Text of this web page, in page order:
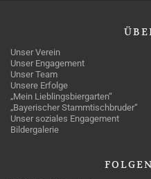
Unser Verein
Unser Engagement
Unser Team
Unsere Erfolge
„Mein Lieblingsbiergarten“
„Bayerischer Stammtischbruder“
Unser soziales Engagement
Bildergalerie
FOLGEN